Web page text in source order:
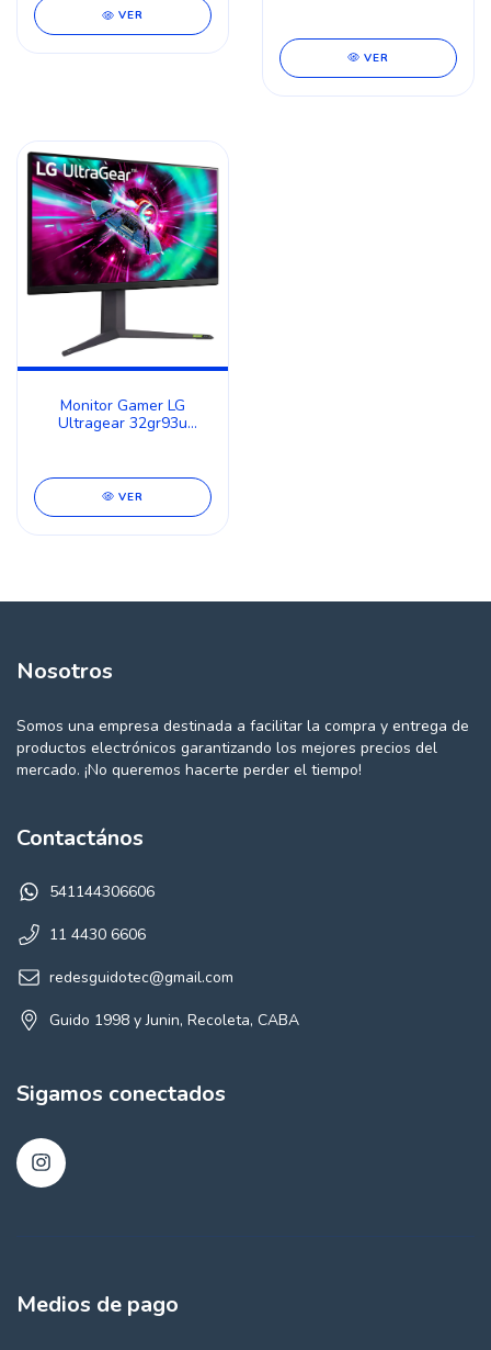
VER
VER
Monitor Gamer LG
Ultragear 32gr93u
VER
Nosotros
Somos una empresa destinada a facilitar la compra y entrega de
productos electrónicos garantizando los mejores precios del
mercado. ¡No queremos hacerte perder el tiempo!
Contactános
541144306606
11 4430 6606
redesguidotec@gmail.com
Guido 1998 y Junin, Recoleta, CABA
Sigamos conectados
Medios de pago